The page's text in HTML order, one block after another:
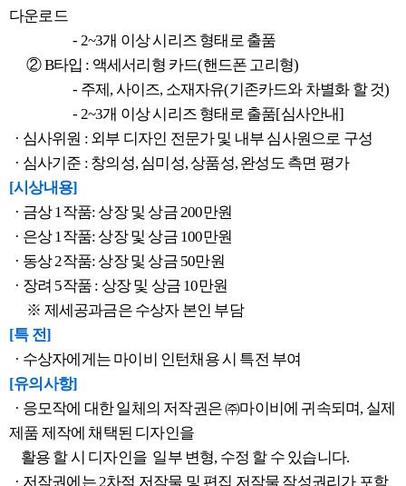
다운로드
- 2~3개 이상 시리즈 형태로 출품
② B타입 : 액세서리형 카드(핸드폰 고리형)
- 주제, 사이즈, 소재자유(기존카드와 차별화 할 것)
- 2~3개 이상 시리즈 형태로 출품[심사안내]
· 심사위원 : 외부 디자인 전문가 및 내부 심사원으로 구성
· 심사기준 : 창의성, 심미성, 상품성, 완성도 측면 평가
[시상내용]
· 금상 1작품: 상장 및 상금 200만원
· 은상 1작품: 상장 및 상금 100만원
· 동상 2작품: 상장 및 상금 50만원
· 장려 5작품 : 상장 및 상금 10만원
※ 제세공과금은 수상자 본인 부담
[특 전]
· 수상자에게는 마이비 인턴채용 시 특전 부여
[유의사항]
· 응모작에 대한 일체의 저작권은 ㈜마이비에 귀속되며, 실제
제품 제작에 채택된 디자인을
활용 할 시 디자인을 일부 변형, 수정 할 수 있습니다.
· 저작권에는 2차적 저작물 및 편집 저작물 작성권리가 포함